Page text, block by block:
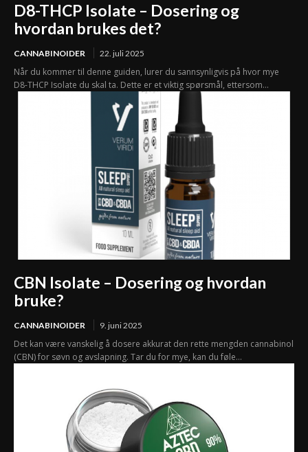
D8-THCP Isolate – Dosering og
hvordan brukes det?
CANNABINOIDER 22. juli 2025
Når du kommer til denne guiden, lurer du sannsynligvis på hvor mye
D8-THCP Isolate du skal ta. Dette er et viktig spørsmål, ettersom...
CBN Isolate – Dosering og hvordan
bruke?
CANNABINOIDER 9. juni 2025
Det kan være vanskelig å dosere akkurat den rette mengden cannabinol
(CBN) for søvn og avslapning. Tar du for mye, kan du føle...